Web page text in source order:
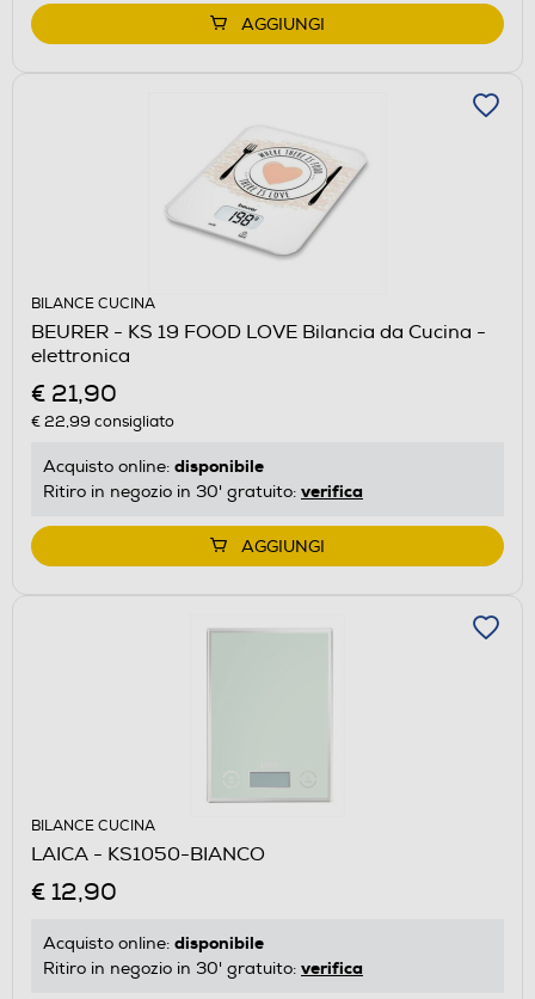
AGGIUNGI
BILANCE CUCINA
BEURER - KS 19 FOOD LOVE Bilancia da Cucina -
elettronica
€ 21,90
€ 22,99 consigliato
Acquisto online: disponibile
Ritiro in negozio in 30' gratuito: verifica
AGGIUNGI
BILANCE CUCINA
LAICA - KS1050-BIANCO
€ 12,90
Acquisto online: disponibile
Ritiro in negozio in 30' gratuito: verifica